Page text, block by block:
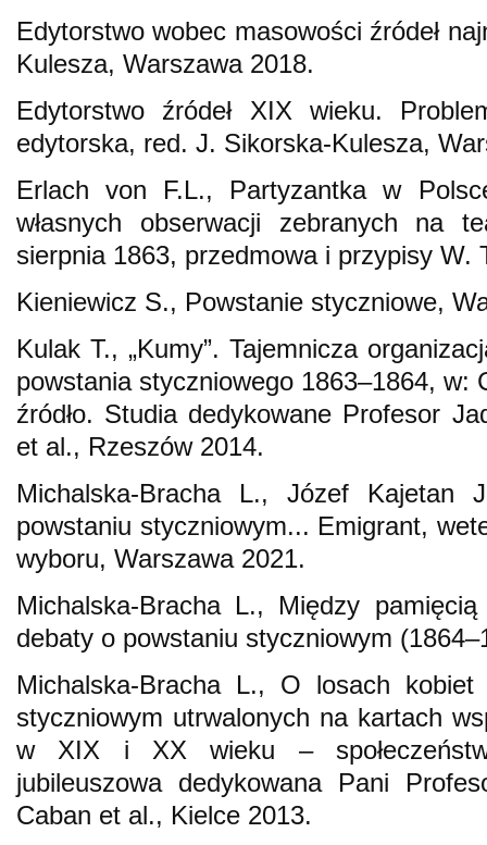
Edytorstwo wobec masowości źródeł
Kulesza, Warszawa 2018.
Edytorstwo źródeł XIX wieku.
edytorska, red. J. Sikorska-Kulesza,
Erlach von F.L., Partyzantka w
własnych obserwacji zebranych na
sierpnia 1863, przedmowa i przypisy W.
Kieniewicz S., Powstanie styczniowe,
Kulak T., „Kumy”. Tajemnicza
powstania styczniowego 1863–1864, w:
źródło. Studia dedykowane Profesor
et al., Rzeszów 2014.
Michalska-Bracha L., Józef Kajetan
powstaniu styczniowym... Emigrant,
wyboru, Warszawa 2021.
Michalska-Bracha L., Między
debaty o powstaniu styczniowym
Michalska-Bracha L., O losach kobiet
styczniowym utrwalonych na kartach
w XIX i XX wieku –
jubileuszowa dedykowana Pani
Caban et al., Kielce 2013.